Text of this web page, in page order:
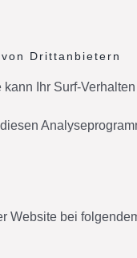
Drittanbietern
Ihr Surf-
Website bei